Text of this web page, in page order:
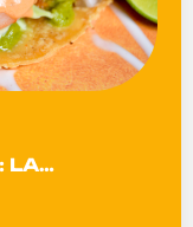
LA…